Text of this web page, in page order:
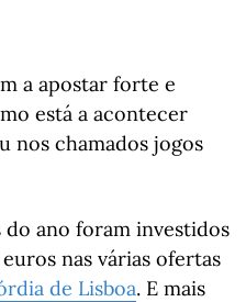
a apostar forte e
está a acontecer
nos chamados jogos
do ano foram investidos
nas várias ofertas
de Lisboa. E mais